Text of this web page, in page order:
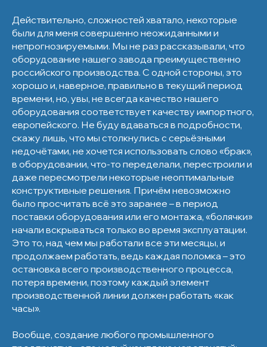
Действительно, сложностей хватало, некоторые
были для меня совершенно неожиданными и
непрогнозируемыми. Мы не раз рассказывали, что
оборудование нашего завода преимущественно
российского производства. С одной стороны, это
хорошо и, наверное, правильно в текущий период
времени, но, увы, не всегда качество нашего
оборудования соответствует качеству импортного,
европейского. Не буду вдаваться в подробности,
скажу лишь, что мы столкнулись с серьёзными
недочётами, не хочется использовать слово «брак»,
в оборудовании, что-то переделали, перестроили и
даже пересмотрели некоторые неоптимальные
конструктивные решения. Причём невозможно
было просчитать всё это заранее – в период
поставки оборудования или его монтажа, «болячки»
начали вскрываться только во время эксплуатации.
Это то, над чем мы работали все эти месяцы, и
продолжаем работать, ведь каждая поломка – это
остановка всего производственного процесса,
потеря времени, поэтому каждый элемент
производственной линии должен работать «как
часы».
Вообще, создание любого промышленного